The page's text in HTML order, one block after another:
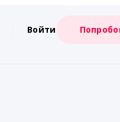
Войти